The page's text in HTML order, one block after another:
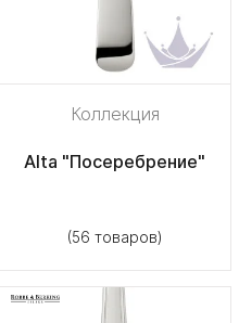
Коллекция
Alta "Посеребрение"
(56 товаров)